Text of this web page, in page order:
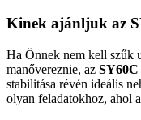
Kinek ajánljuk az
Ha Önnek nem kell szűk
manővereznie, az SY60C
stabilitása révén ideális
olyan feladatokhoz, ahol